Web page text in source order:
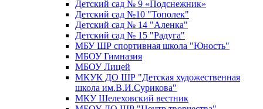
Детский сад № 9 «Подснежник»
Детский сад №10 "Тополек"
Детский сад № 14 "Аленка"
Детский сад № 15 "Радуга"
МБУ ШР спортивная школа "Юность"
МБОУ Гимназия
МБОУ Лицей
МКУК ДО ШР "Детская художественная
школа им.В.И.Сурикова"
МКУ Шелеховский вестник